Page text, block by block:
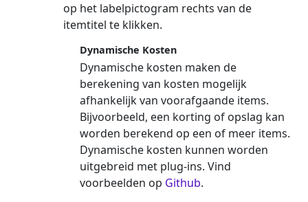
op het labelpictogram rechts van de
itemtitel te klikken.
Dynamische Kosten
Dynamische kosten maken de
berekening van kosten mogelijk
afhankelijk van voorafgaande items.
Bijvoorbeeld, een korting of opslag kan
worden berekend op een of meer items.
Dynamische kosten kunnen worden
uitgebreid met plug-ins. Vind
voorbeelden op Github.